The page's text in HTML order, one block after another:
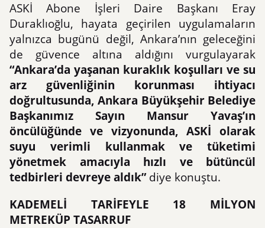
ASKİ Abone İşleri Daire Başkanı Eray
Duraklıoğlu, hayata geçirilen uygulamaların
yalnızca bugünü değil, Ankara’nın geleceğini
de güvence altına aldığını vurgulayarak
“Ankara’da yaşanan kuraklık koşulları ve su
arz güvenliğinin korunması ihtiyacı
doğrultusunda, Ankara Büyükşehir Belediye
Başkanımız Sayın Mansur Yavaş’ın
öncülüğünde ve vizyonunda, ASKİ olarak
suyu verimli kullanmak ve tüketimi
yönetmek amacıyla hızlı ve bütüncül
tedbirleri devreye aldık” diye konuştu.
KADEMELİ TARİFEYLE 18 MİLYON
METREKÜP TASARRUF